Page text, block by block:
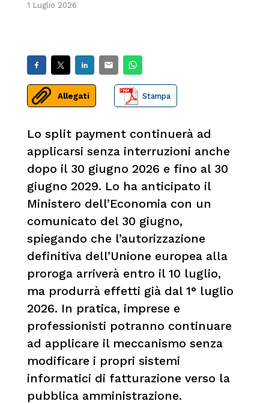
1 Luglio 2026
Allegati Stampa
Lo split payment continuerà ad
applicarsi senza interruzioni anche
dopo il 30 giugno 2026 e fino al 30
giugno 2029. Lo ha anticipato il
Ministero dell’Economia con un
comunicato del 30 giugno,
spiegando che l’autorizzazione
definitiva dell’Unione europea alla
proroga arriverà entro il 10 luglio,
ma produrrà effetti già dal 1° luglio
2026. In pratica, imprese e
professionisti potranno continuare
ad applicare il meccanismo senza
modificare i propri sistemi
informatici di fatturazione verso la
pubblica amministrazione.